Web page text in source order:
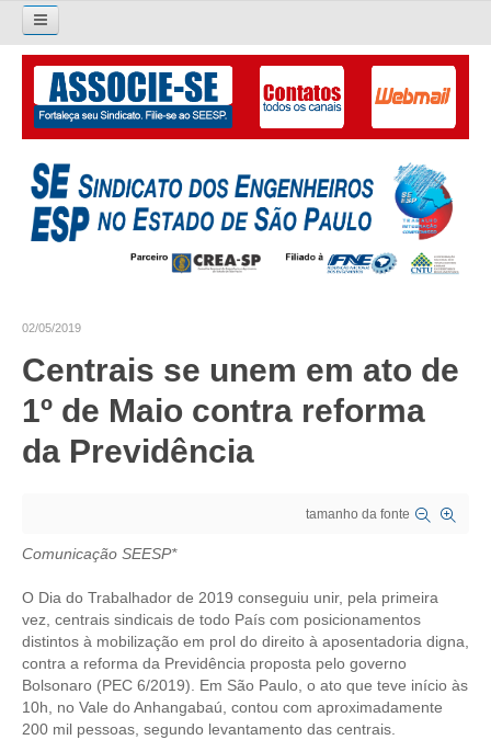
Pesquisar...
O SINDICATO
APRESENTAÇÃO
PALAVRA DO PRESIDENTE
SUBSEDES SINDICAIS
GALERIA EX-PRESIDENTES
HISTÓRICO E ATUAÇÃO
COMPOSIÇÃO
CONSELHOS ASSESSORES
02/05/2019
Centrais se unem em ato de
1º de Maio contra reforma
da Previdência
tamanho da fonte
Comunicação SEESP*
O Dia do Trabalhador de 2019 conseguiu unir, pela primeira
vez, centrais sindicais de todo País com posicionamentos
distintos à mobilização em prol do direito à aposentadoria digna,
contra a reforma da Previdência proposta pelo governo
Bolsonaro (PEC 6/2019). Em São Paulo, o ato que teve início às
10h, no Vale do Anhangabaú, contou com aproximadamente
200 mil pessoas, segundo levantamento das centrais.